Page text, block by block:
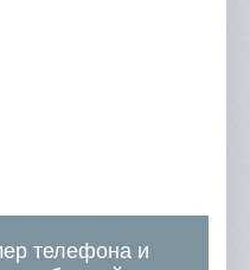
телефона и